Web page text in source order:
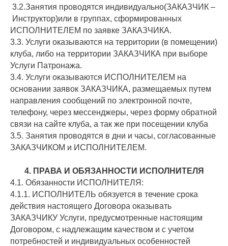
3.2.Занятия проводятся индивидуально(ЗАКАЗЧИК –
Инструктор)или в группах, сформированных
ИСПОЛНИТЕЛЕМ по заявке ЗАКАЗЧИКА.
3.3. Услуги оказываются на территории (в помещении)
клуба, либо на территории ЗАКАЗЧИКА при выборе
Услуги Патронажа.
3.4. Услуги оказываются ИСПОЛНИТЕЛЕМ на
основании заявок ЗАКАЗЧИКА, размещаемых путем
направления сообщений по электронной почте,
телефону, через мессенджеры, через форму обратной
связи на сайте клуба, а так же при посещении клуба
3.5. Занятия проводятся в дни и часы, согласованные
ЗАКАЗЧИКОМ и ИСПОЛНИТЕЛЕМ.
4. ПРАВА И ОБЯЗАННОСТИ ИСПОЛНИТЕЛЯ
4.1. Обязанности ИСПОЛНИТЕЛЯ:
4.1.1. ИСПОЛНИТЕЛЬ обязуется в течение срока
действия настоящего Договора оказывать
ЗАКАЗЧИКУ Услуги, предусмотренные настоящим
Договором, с надлежащим качеством и с учетом
потребностей и индивидуальных особенностей